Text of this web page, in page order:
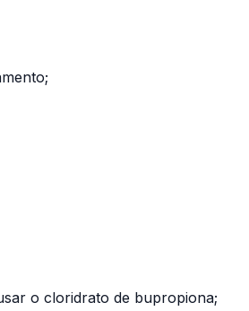
o cloridrato de bupropiona;